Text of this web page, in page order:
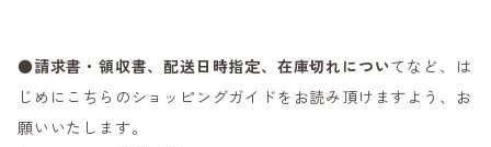
●請求書・領収書、配送日時指定、在庫切れについてなど、は
じめにこちらのショッピングガイドをお読み頂けますよう、お
願いいたします。